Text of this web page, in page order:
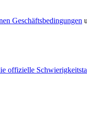
Geschäftsbedingungen
offizielle